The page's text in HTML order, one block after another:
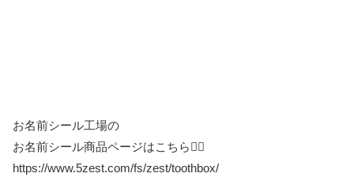
お名前シール工場の
お名前シール商品ページはこちら👆🏻
https://www.5zest.com/fs/zest/toothbox/